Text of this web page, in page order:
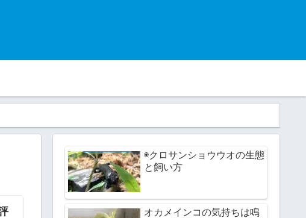
◉クロサンショウウオの生態
と飼い方
オカメインコの気持ちは鳴